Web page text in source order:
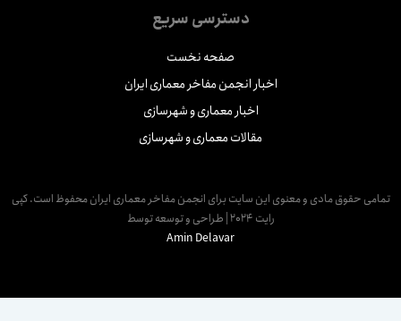
دسترسی سریع
صفحه نخست
اخبار انجمن مفاخر معماری ایران
اخبار معماری و شهرسازی
مقالات معماری و شهرسازی
حقوق مادی و معنوی این سایت برای انجمن مفاخر معماری ایران محفوظ است. کپی
رایت 2024 | طراحی و توسعه توسط
Amin Delavar